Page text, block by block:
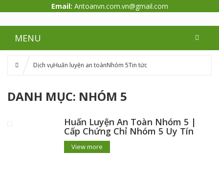
Email: Antoanvn.com.vn@gmail.com
MENU
Dịch vụHuấn luyện an toànNhóm 5Tin tức
DANH MỤC: NHÓM 5
Huấn Luyện An Toàn Nhóm 5 |
Cấp Chứng Chỉ Nhóm 5 Uy Tín
View more